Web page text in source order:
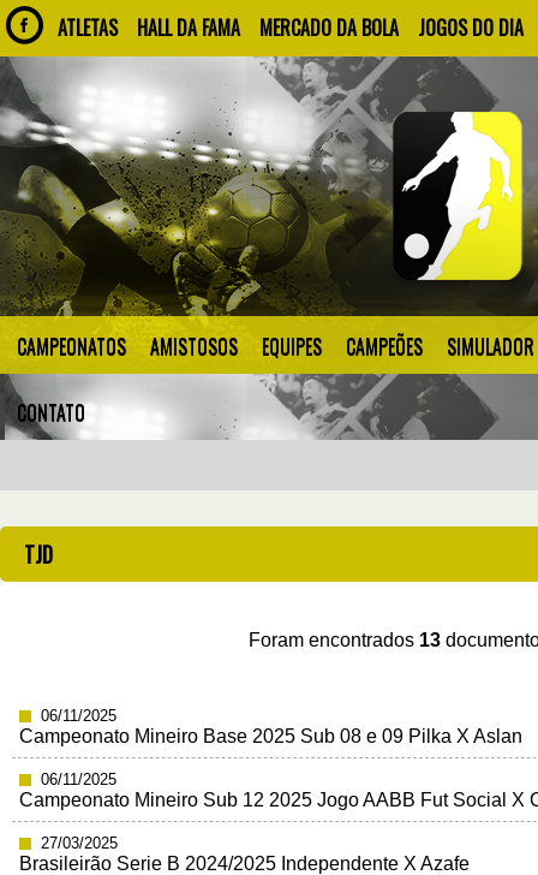
ATLETAS HALL DA FAMA MERCADO DA BOLA JOGOS DO DIA
CAMPEONATOS AMISTOSOS EQUIPES CAMPEÕES SIMULADOR
CONTATO
TJD
Foram encontrados 13
06/11/2025
Campeonato Mineiro Base 2025 Sub 08 e 09 Pilka X Aslan
06/11/2025
Campeonato Mineiro Sub 12 2025 Jogo AABB Fut Social X
27/03/2025
Brasileirão Serie B 2024/2025 Independente X Azafe